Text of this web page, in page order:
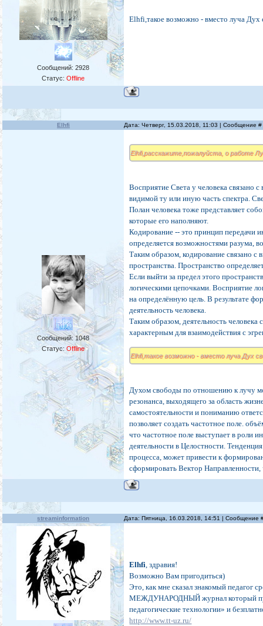
Сообщений:2928
Статус:Offline
Elhfi,такое возможно - вместо луча Дух
Elhfi Дата: Четверг, 15.03.2018, 11:03 | Сообщение
Сообщений:1048
Статус:Offline
Elhfi,расскажите,пожалуйста, о работе
Восприятие Света у человека связано
видимой ту или иную часть спектра.
Полан человека тоже представляет
которые его наполняют.
Кодирование -- это принцип передачи
определяется возможностями разума,
Таким образом, кодирование связано
пространства. Пространство
Если выйти за предел этого
логическими цепочками. Восприятие
на определённую цель. В результате
деятельность человека.
Таким образом, деятельность человека
характерным для взаимодействия с
Elhfi,такое возможно - вместо луча Дух
Духом свободы по отношению к лучу
резонанса, выходящего за область
самостоятельности и пониманию
позволяет создать частотное поле.
что частотное поле выступает в роли
деятельности в Целостности.
процесса, может привести к
сформировать Вектор
streaminformation Дата: Пятница, 16.03.2018, 14:51 | Сообщение
Elhfi, здравия!
Возможно Вам пригодиться)
Это, как мне сказал знакомый педагог
МЕЖДУНАРОДНЫЙ журнал который
педагогические технологии» и
http://www.tt-uz.ru/